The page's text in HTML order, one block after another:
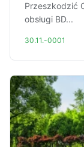
Przeszkodzić
obsługi BD...
30.11.-0001